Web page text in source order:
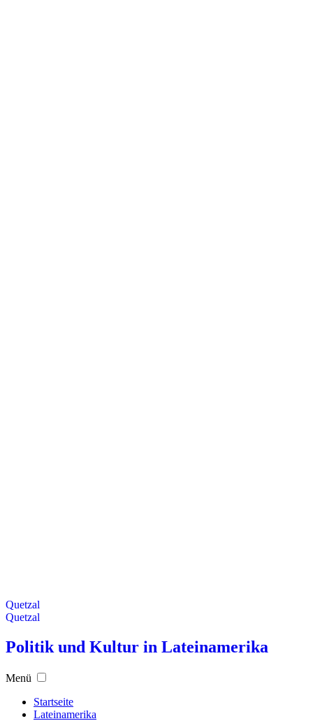
Quetzal
Quetzal
Politik und Kultur in Lateinamerika
Menü
Startseite
Lateinamerika